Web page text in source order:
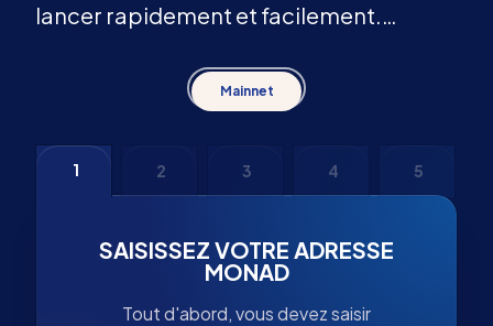
lancer rapidement et facilement.
Mainnet
1 2 3 4 5
SAISISSEZ VOTRE ADRESSE
MONAD
Tout d'abord, vous devez saisir